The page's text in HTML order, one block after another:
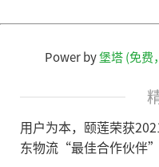
Power by堡塔 (免费
用户为本，颐莲荣获
东物流“最佳合作伙伴”